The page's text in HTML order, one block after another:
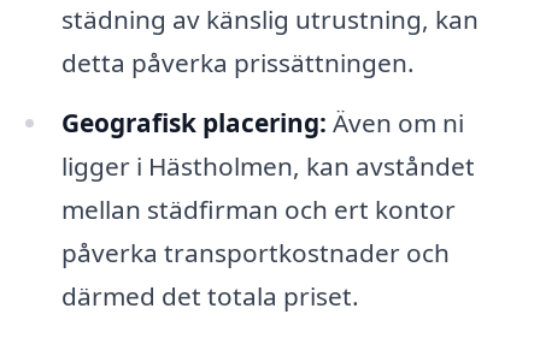
städning av känslig utrustning, kan
detta påverka prissättningen.
Geografisk placering: Även om ni
ligger i Hästholmen, kan avståndet
mellan städfirman och ert kontor
påverka transportkostnader och
därmed det totala priset.